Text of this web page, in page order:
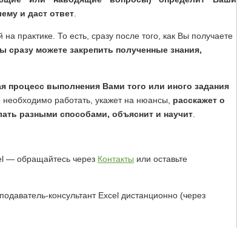
и даст ответ.
практике. То есть, сразу после того, как Вы получаете
сразу можете закрепить полученные знания,
процесс выполнения Вами того или иного задания
работать, укажет на нюансы, расскажет о
разными способами, объяснит и научит.
— обращайтесь через Контакты или оставьте
консультант Excel дистанционно (через